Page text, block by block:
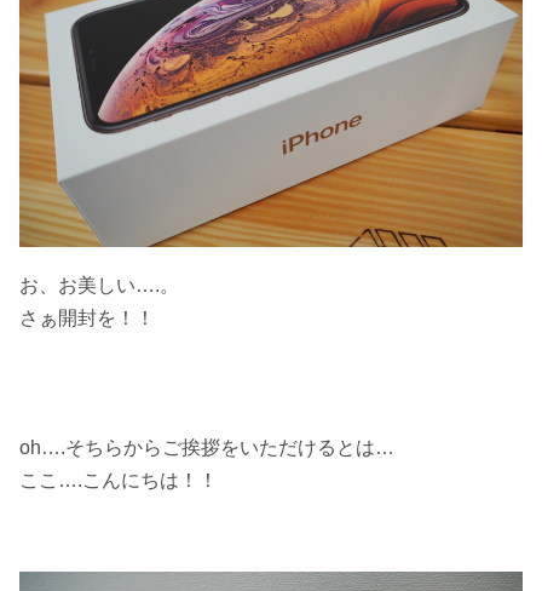
お、お美しい….。
さぁ開封を！！
oh….そちらからご挨拶をいただけるとは…
ここ….こんにちは！！